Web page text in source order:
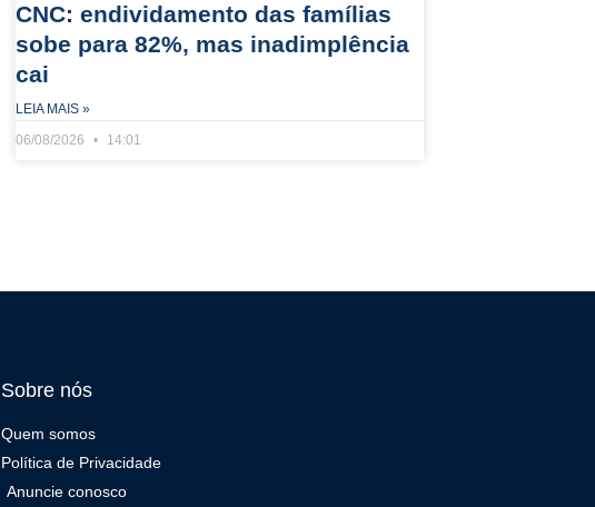
CNC: endividamento das famílias
sobe para 82%, mas inadimplência
cai
LEIA MAIS »
06/08/2026
14:01
Sobre nós
Quem somos
Política de Privacidade
Anuncie conosco